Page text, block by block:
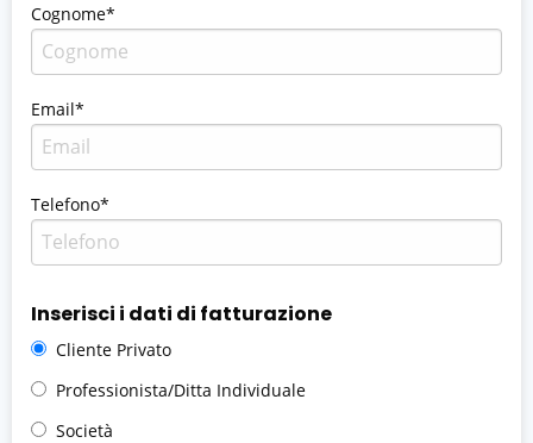
Cognome*
Email*
Telefono*
Inserisci i dati di fatturazione
Cliente Privato
Professionista/Ditta Individuale
Società